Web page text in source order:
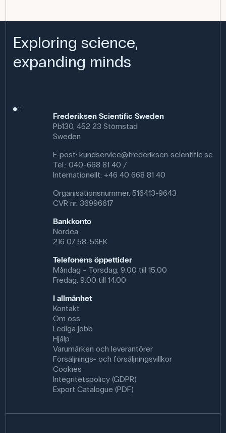
Exploring science,
expanding minds
Frederiksen Scientific Sweden
Pb130, 452 23 Stömstad
Sweden
E-post: kundservice@frederiksen-scientific.se
Tel.: 040-668 81 40 /
Internationellt: +46 40 668 81 40
Organisationsnummer: 516413-9643
CVR nr. 36996617
Bankkonto
Nordea
216 07 58-5SEK
Telefonens öppettider
Måndag - Torsdag: 9:00 till 15:00
Fredag: 9:00 till 14:00
I allmänhet
Kontakt
Om oss
Lediga jobb
Hjälp
Varumärken och leverantörer
Försäljnings- och försäljningsvillkor
Cookies
Integritetspolicy (GDPR)
Export Catalogue (PDF)